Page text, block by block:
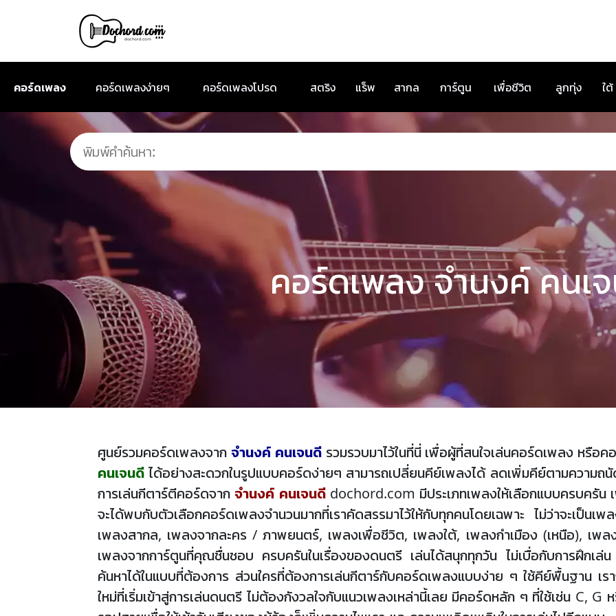
คอร์ดเพลง คอร์ดเพลงง่ายๆ คอร์ดเพลงโปรด สตริง แร็พ สากล การ์ตูน เพื่อชีวิต ลูกทุ่ง ใต้
คอร์ดเพลง จำนงค์ คนเ
ศูนย์รวมคอร์ดเพลงจาก จำนงค์ คนเจนดีรวมรวบมาไว้ในที่นี่ เพื่อผู้ที่สนใจเล่นคอร์ดเพลง หรือ
คนเจนดี ได้อย่างสะดวกในรูปแบบคอร์ดง่ายๆ สามารถเปลี่ยนคีย์เพลงได้ ลดเพิ่มคีย์ตามความถ
การเล่นกีตาร์ตีคอร์ดจาก จำนงค์ คนเจนดีdochord.com มีประเภทเพลงให้เลือกแบบครบครัน
จะได้พบกับตัวเลือกคอร์ดเพลงจำนวนมากที่เราคัดสรรมาไว้ให้กับทุกคนโดยเฉพาะ ไม่ว่าจะเป็น
เพลงสากล, เพลงจากละคร / ภาพยนตร์, เพลงเพื่อชีวิต, เพลงใต้, เพลงกำเมือง (เหนือ), เพล
เพลงจากการ์ตูนที่คุณชื่นชอบ ครบครันในเรื่องของดนตรี เล่นได้สนุกทุกวัน ไม่เบื่อกับการฝึกเล่
ค้นหาได้ในแบบที่ต้องการ ส่วนใครที่ต้องการเล่นกีตาร์กับคอร์ดเพลงแบบง่าย ๆ ใช้คีย์พื้นฐาน เรา
ใหม่ที่เริ่มเข้าสู่การเล่นดนตรี ไม่ต้องกังวลใจกับแนวเพลงเหล่านี้เลย มีคอร์ดหลัก ๆ ที่ใช้เช่น C, G